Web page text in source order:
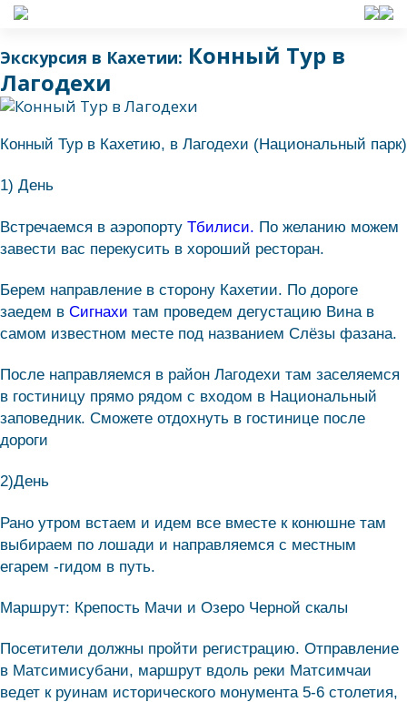
Экскурсия в Кахетии: Конный Тур в
Лагодехи
Конный Тур в Кахетию, в Лагодехи (Национальный парк)
1) День
Встречаемся в аэропорту Тбилиси. По желанию можем
завести вас перекусить в хороший ресторан.
Берем направление в сторону Кахетии. По дороге
заедем в Сигнахи там проведем дегустацию Вина в
самом известном месте под названием Слёзы фазана.
После направляемся в район Лагодехи там заселяемся
в гостиницу прямо рядом с входом в Национальный
заповедник. Сможете отдохнуть в гостинице после
дороги
2)День
Рано утром встаем и идем все вместе к конюшне там
выбираем по лошади и направляемся с местным
егарем -гидом в путь.
Маршрут: Крепость Мачи и Озеро Черной скалы
Посетители должны пройти регистрацию. Отправление
в Матсимисубани, маршрут вдоль реки Матсимчаи
ведет к руинам исторического монумента 5-6 столетия,